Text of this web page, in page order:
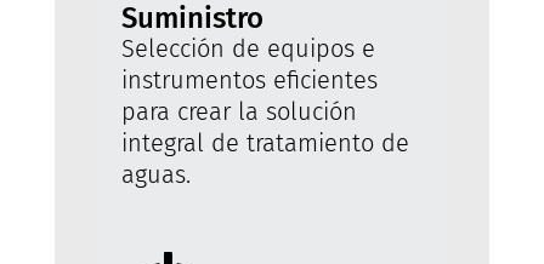
Suministro
Selección de equipos e
instrumentos eficientes
para crear la solución
integral de tratamiento de
aguas.